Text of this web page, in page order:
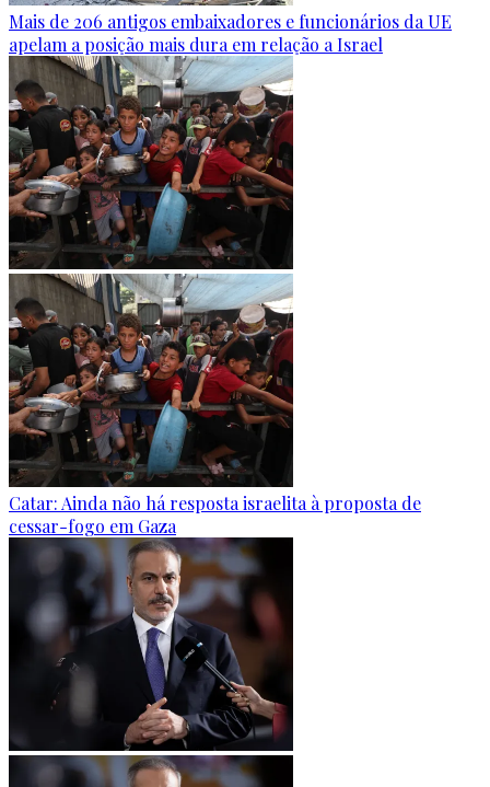
Mais de 206 antigos embaixadores e funcionários da UE
apelam a posição mais dura em relação a Israel
Catar: Ainda não há resposta israelita à proposta de
cessar-fogo em Gaza